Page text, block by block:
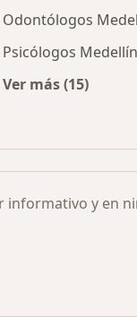
Odontólogos
Psicólogos Medellín
Ver más (15)
informativo y en